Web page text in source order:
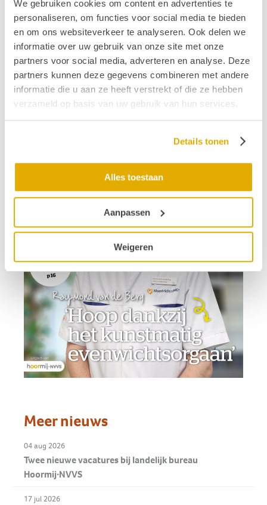
We gebruiken cookies om content en advertenties te
personaliseren, om functies voor social media te bieden
en om ons websiteverkeer te analyseren. Ook delen we
informatie over uw gebruik van onze site met onze
partners voor social media, adverteren en analyse. Deze
partners kunnen deze gegevens combineren met andere
informatie die u aan ze heeft verstrekt of die ze hebben
verzameld op basis van uw gebruik van hun services.
Details tonen
Alles toestaan
Aanpassen
Weigeren
Meer nieuws
04 aug 2026
Twee nieuwe vacatures bij landelijk bureau
Hoormij∙NVVS
17 jul 2026